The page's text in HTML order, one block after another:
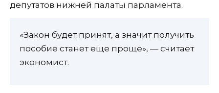
депутатов нижней палаты парламента.
«Закон будет принят, а значит получить
пособие станет еще проще», — считает
экономист.